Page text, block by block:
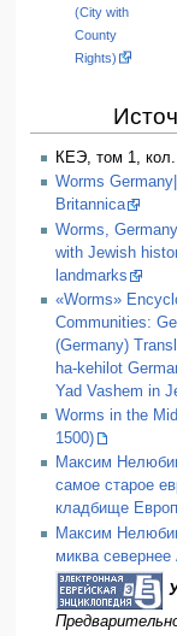
(City with
County
Rights)
КЕЭ, том 1,
Worms
Britannica
Worms,
with Jewish
landmarks
«Worms»
Communities:
(Germany)
ha-kehilot
Yad Vashem in
Worms in the
1500)
Максим
самое старое
кладбище
Максим
миква севернее